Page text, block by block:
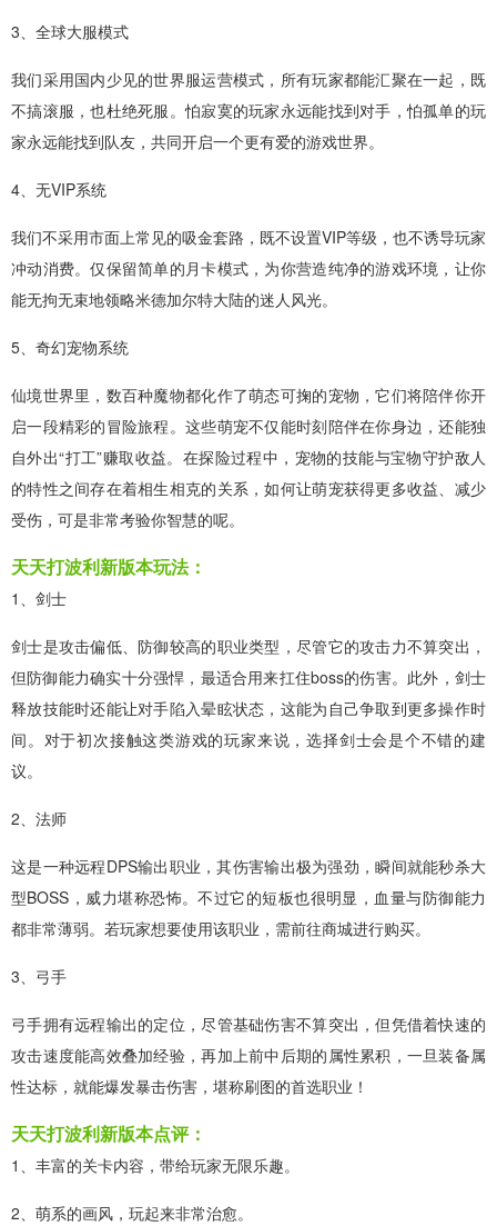
3、全球大服模式
我们采用国内少见的世界服运营模式，所有玩家都能汇聚在一起，既
不搞滚服，也杜绝死服。怕寂寞的玩家永远能找到对手，怕孤单的玩
家永远能找到队友，共同开启一个更有爱的游戏世界。
4、无VIP系统
我们不采用市面上常见的吸金套路，既不设置VIP等级，也不诱导玩家
冲动消费。仅保留简单的月卡模式，为你营造纯净的游戏环境，让你
能无拘无束地领略米德加尔特大陆的迷人风光。
5、奇幻宠物系统
仙境世界里，数百种魔物都化作了萌态可掬的宠物，它们将陪伴你开
启一段精彩的冒险旅程。这些萌宠不仅能时刻陪伴在你身边，还能独
自外出“打工”赚取收益。在探险过程中，宠物的技能与宝物守护敌人
的特性之间存在着相生相克的关系，如何让萌宠获得更多收益、减少
受伤，可是非常考验你智慧的呢。
天天打波利新版本玩法：
1、剑士
剑士是攻击偏低、防御较高的职业类型，尽管它的攻击力不算突出，
但防御能力确实十分强悍，最适合用来扛住boss的伤害。此外，剑士
释放技能时还能让对手陷入晕眩状态，这能为自己争取到更多操作时
间。对于初次接触这类游戏的玩家来说，选择剑士会是个不错的建
议。
2、法师
这是一种远程DPS输出职业，其伤害输出极为强劲，瞬间就能秒杀大
型BOSS，威力堪称恐怖。不过它的短板也很明显，血量与防御能力
都非常薄弱。若玩家想要使用该职业，需前往商城进行购买。
3、弓手
弓手拥有远程输出的定位，尽管基础伤害不算突出，但凭借着快速的
攻击速度能高效叠加经验，再加上前中后期的属性累积，一旦装备属
性达标，就能爆发暴击伤害，堪称刷图的首选职业！
天天打波利新版本点评：
1、丰富的关卡内容，带给玩家无限乐趣。
2、萌系的画风，玩起来非常治愈。